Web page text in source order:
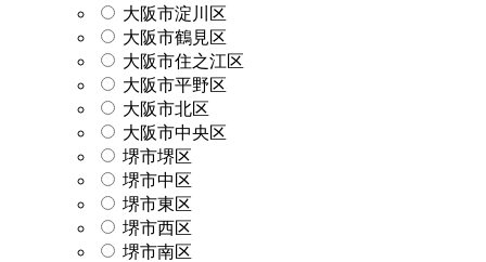
大阪市淀川区
大阪市鶴見区
大阪市住之江区
大阪市平野区
大阪市北区
大阪市中央区
堺市堺区
堺市中区
堺市東区
堺市西区
堺市南区